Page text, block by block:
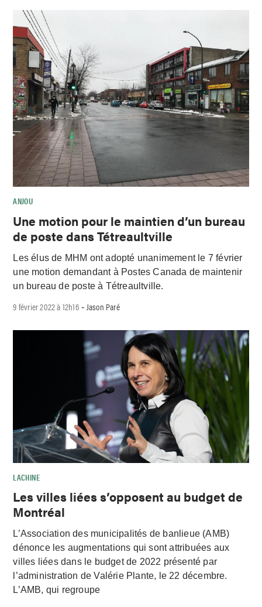
ANJOU
Une motion pour le maintien d’un bureau
de poste dans Tétreaultville
Les élus de MHM ont adopté unanimement le 7 février
une motion demandant à Postes Canada de maintenir
un bureau de poste à Tétreaultville.
9 février 2022 à 12h16- Jason Paré
LACHINE
Les villes liées s’opposent au budget de
Montréal
L’Association des municipalités de banlieue (AMB)
dénonce les augmentations qui sont attribuées aux
villes liées dans le budget de 2022 présenté par
l’administration de Valérie Plante, le 22 décembre.
L’AMB, qui regroupe